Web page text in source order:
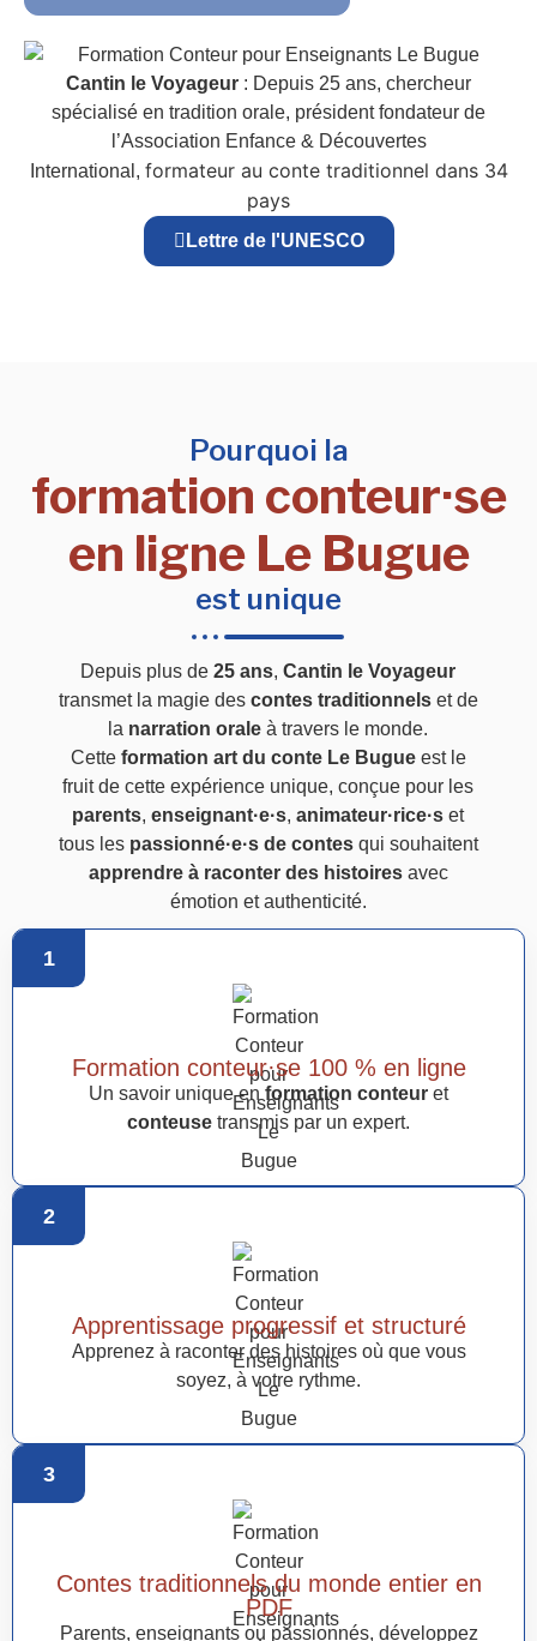
Cantin le Voyageur : Depuis 25 ans, chercheur
spécialisé en tradition orale, président fondateur de
l’Association Enfance & Découvertes
International, formateur au conte traditionnel dans 34
pays
Lettre de l'UNESCO
Pourquoi la
formation conteur·se
en ligne Le Bugue
est unique
Depuis plus de25 ans,Cantin le Voyageur
transmet la magie des contes traditionnelset de
la narration orale à travers le monde.
Cette formation art du conte Le Bugueest le
fruit de cette expérience unique, conçue pour les
parents,enseignant·e·s,animateur·rice·s et
tous les passionné·e·s de contesqui souhaitent
apprendre à raconter des histoiresavec
émotion et authenticité.
1
Formation conteur·se 100 % en ligne
Un savoir unique en formation conteur et
conteuse transmis par un expert.
2
Apprentissage progressif et structuré
Apprenez à raconter des histoires où que vous
soyez, à votre rythme.
3
Contes traditionnels du monde entier en
PDF
Parents, enseignants ou passionnés, développez